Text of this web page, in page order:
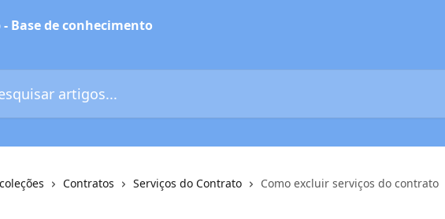
- Base de conhecimento
artigos...
Contratos Serviços do Contrato Como excluir serviços do contrato